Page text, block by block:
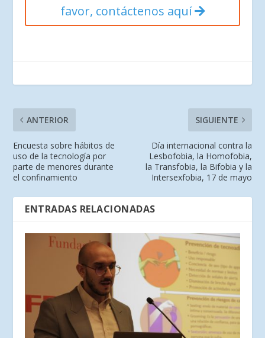
favor, contáctenos aquí
ANTERIOR
Encuesta sobre hábitos de
uso de la tecnología por
parte de menores durante
el confinamiento
SIGUIENTE
Día internacional contra la
Lesbofobia, la Homofobia,
la Transfobia, la Bifobia y la
Intersexfobia, 17 de mayo
ENTRADAS RELACIONADAS